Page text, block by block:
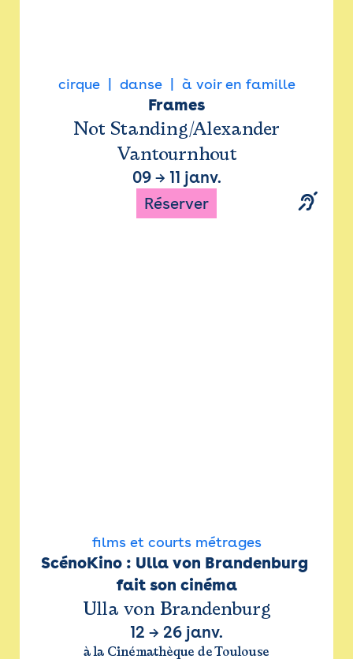
cirque danse à voir en famille
Frames
Not Standing/Alexander
Vantournhout
09→ 11 janv.
Réserver
films et courts métrages
ScénoKino : Ulla von Brandenburg
fait son cinéma
Ulla von Brandenburg
12 → 26 janv.
à la Cinémathèque de Toulouse